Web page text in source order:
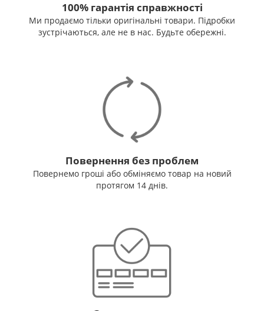
100% гарантія справжності
Ми продаємо тільки оригінальні товари. Підробки
зустрічаються, але не в нас. Будьте обережні.
Повернення без проблем
Повернемо гроші або обміняємо товар на новий
протягом 14 днів.